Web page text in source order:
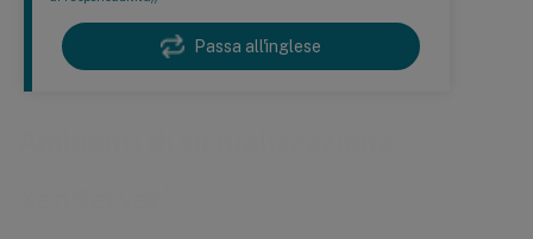
Passa all'inglese